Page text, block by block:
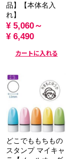
品】【本体名入
れ】
¥ 5,060～
¥ 6,490
カートに入れる
どこでももちもの
スタンプ マイキャ